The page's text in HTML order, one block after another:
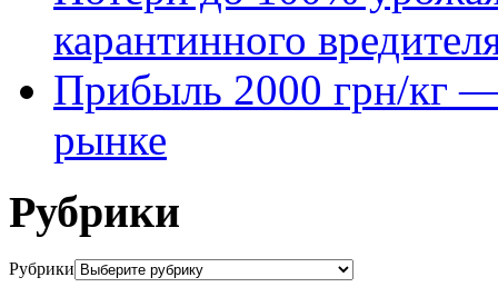
карантинного
Прибыль 2000 грн/кг —
рынке
Рубрики
Рубрики